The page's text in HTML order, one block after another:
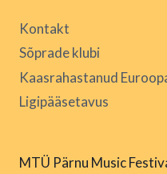
Kontakt
Sõprade klubi
Kaasrahastanud
Ligipääsetavus
MTÜ Pärnu Music